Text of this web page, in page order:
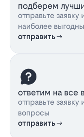
подберем
отправьте
наиболее
отправить
ответим на все
отправьте
вопросы
отправить